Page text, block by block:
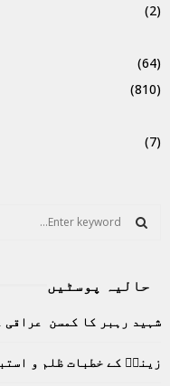
(2)
(64)
(810)
(7)
f
r
E
A
R
حالیہ پوسٹیں
شہید رہبر کا کمسن عراقی
زینبؑ کے خطبات ظلم و